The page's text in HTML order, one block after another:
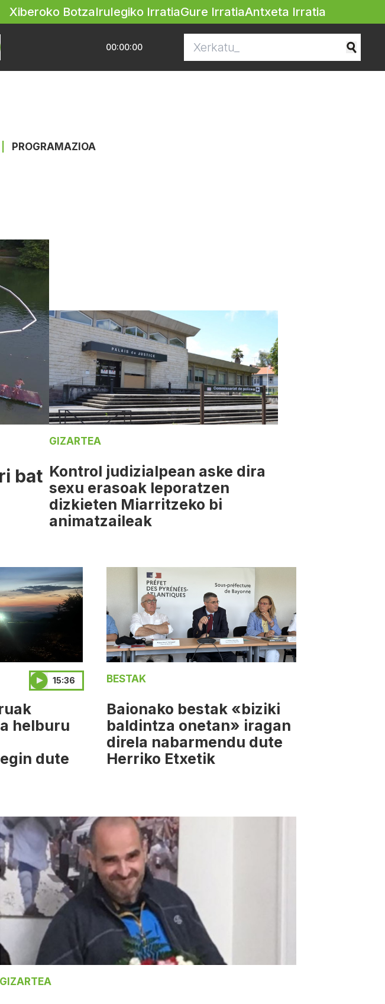
Xiberoko BotzaIrulegiko IrratiaGure IrratiaAntxeta Irratia
00:00:00
PROGRAMAZIOA
bat
GIZARTEA
Kontrol judizialpean aske dira
sexu erasoak leporatzen
dizkieten Miarritzeko bi
animatzaileak
15:36
helburu
dute
BESTAK
Baionako bestak «biziki
baldintza onetan» iragan
direla nabarmendu dute
Herriko Etxetik
GIZARTEA